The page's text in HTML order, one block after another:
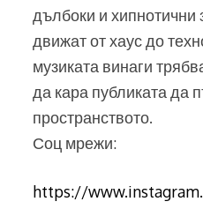
дълбоки и хипнотични
движат от хаус до
музиката винаги
да кара публиката да
пространството.
Соц мрежи:
https://